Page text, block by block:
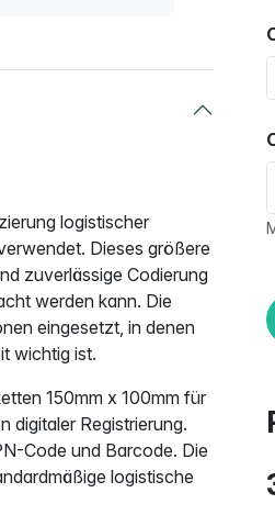
logistischer
Dieses größere
zuverlässige Codierung
werden kann. Die
eingesetzt, in denen
wichtig ist.
150mm x 100mm für
digitaler Registrierung.
Code und Barcode. Die
logistische